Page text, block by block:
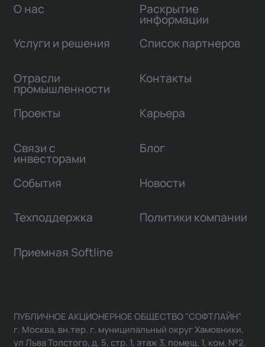
О нас
Услуги и решения
Отрасли
промышленности
Проекты
Связи с
инвесторами
Раскрытие
информации
Список партнеров
Контакты
Карьера
Блог
События Новости
Техподдержка Политики компании
Приемная Softline
ПУБЛИЧНОЕ АКЦИОНЕРНОЕ ОБЩЕСТВО "СОФТЛАЙН"
г. Москва, вн.тер. г. муниципальный округ Хамовники,
ул Льва Толстого, д. 5, стр. 1, этаж 3, помещ. 1, ком. №2,